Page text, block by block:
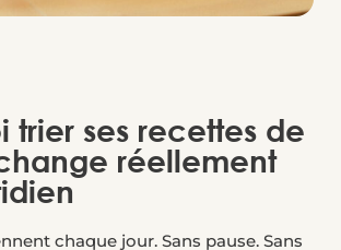
trier ses recettes de
réellement
chaque jour. Sans pause. Sans